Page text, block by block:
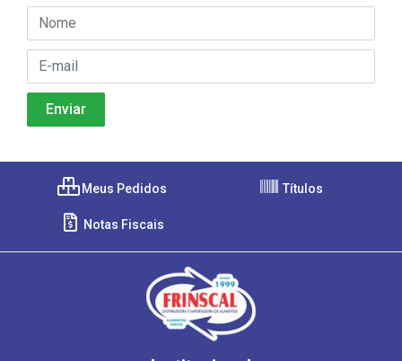
Meus Pedidos Títulos
Notas Fiscais